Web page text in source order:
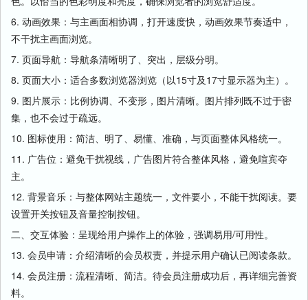
6. 动画效果：与主画面相协调，打开速度快，动画效果节奏适中，
不干扰主画面浏览。
7. 页面导航：导航条清晰明了、突出，层级分明。
8. 页面大小：适合多数浏览器浏览（以15寸及17寸显示器为主）。
9. 图片展示：比例协调、不变形，图片清晰。图片排列既不过于密
集，也不会过于疏远。
10. 图标使用：简洁、明了、易懂、准确，与页面整体风格统一。
11. 广告位：避免干扰视线，广告图片符合整体风格，避免喧宾夺
主。
12. 背景音乐：与整体网站主题统一，文件要小，不能干扰阅读。要
设置开关按钮及音量控制按钮。
二、交互体验：呈现给用户操作上的体验，强调易用/可用性。
13. 会员申请：介绍清晰的会员权责，并提示用户确认已阅读条款。
14. 会员注册：流程清晰、简洁。待会员注册成功后，再详细完善资
料。